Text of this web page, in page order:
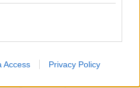
Access Privacy Policy
solo realtà
risponde
la Turchia